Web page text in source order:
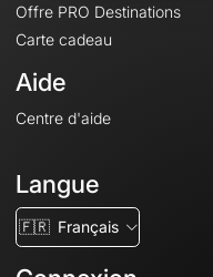
Offre PRO Destinations
Carte cadeau
Aide
Centre d'aide
Langue
🇫🇷 Français